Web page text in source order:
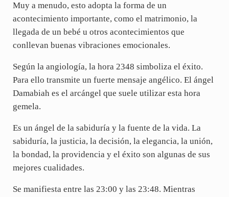
Muy a menudo, esto adopta la forma de un
acontecimiento importante, como el matrimonio, la
llegada de un bebé u otros acontecimientos que
conllevan buenas vibraciones emocionales.
Según la angiología, la hora 2348 simboliza el éxito.
Para ello transmite un fuerte mensaje angélico. El ángel
Damabiah es el arcángel que suele utilizar esta hora
gemela.
Es un ángel de la sabiduría y la fuente de la vida. La
sabiduría, la justicia, la decisión, la elegancia, la unión,
la bondad, la providencia y el éxito son algunas de sus
mejores cualidades.
Se manifiesta entre las 23:00 y las 23:48. Mientras